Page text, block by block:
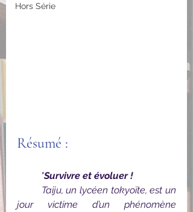
Hors Série
Résumé :
"Survivre et évoluer !
Taiju, un lycéen tokyoïte, est un
jour victime d’un phénomène